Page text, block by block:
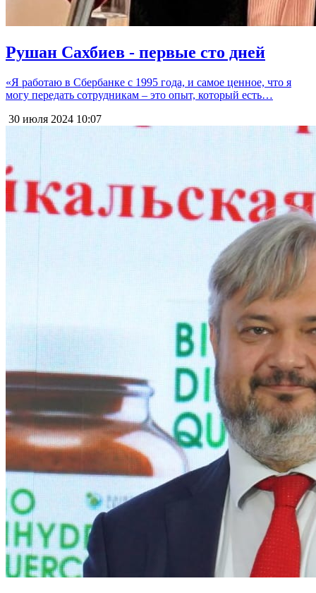
Рушан Сахбиев - первые сто дней
«Я работаю в Сбербанке с 1995 года, и самое ценное, что я
могу передать сотрудникам – это опыт, который есть…
30 июля 2024 10:07